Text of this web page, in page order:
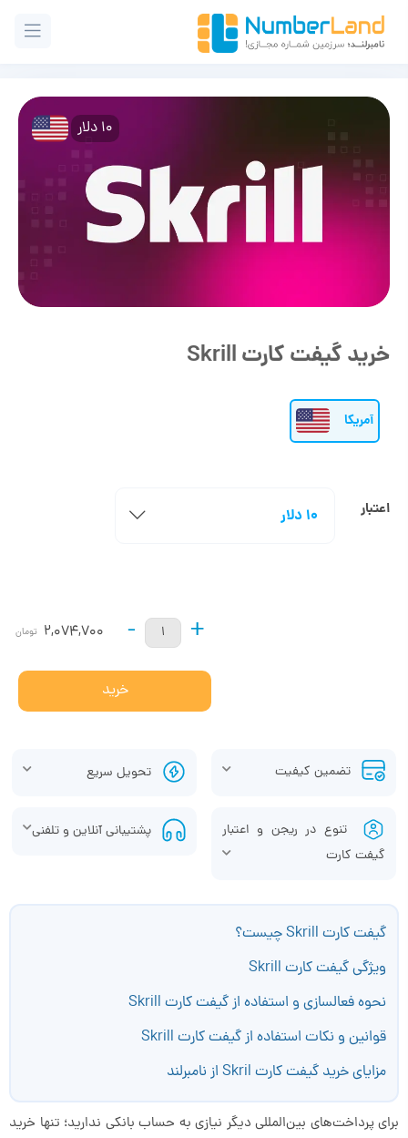
10 دلار
خرید گیفت کارت Skrill
آمریکا
اعتبار 10 دلار
+
-
2,074,700 تومان
خرید
تضمین کیفیت تحویل سریع
تنوع در ریجن و اعتبار
گیفت کارت
پشتیبانی آنلاین و تلفنی
گیفت کارت Skrill چیست؟
ویژگی گیفت کارت Skrill
نحوه فعالسازی و استفاده از گیفت کارت Skrill
قوانین و نکات استفاده از گیفت کارت Skrill
مزایای خرید گیفت کارت Skril از نامبرلند
برای پرداخت‌های بین‌المللی دیگر نیازی به حساب بانکی ندارید؛ تنها خرید